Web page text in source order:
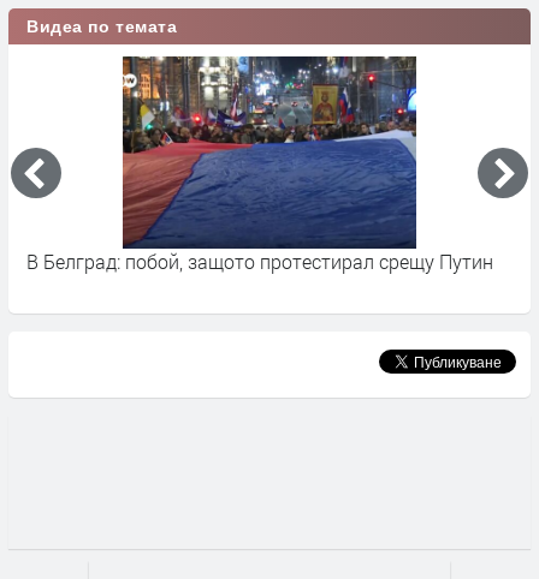
Видеа по темата
В Белград: побой, защото протестирал срещу Путин